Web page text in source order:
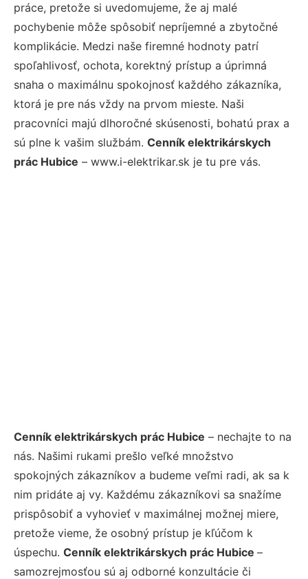
práce, pretože si uvedomujeme, že aj malé
pochybenie môže spôsobiť nepríjemné a zbytočné
komplikácie. Medzi naše firemné hodnoty patrí
spoľahlivosť, ochota, korektný prístup a úprimná
snaha o maximálnu spokojnosť každého zákazníka,
ktorá je pre nás vždy na prvom mieste. Naši
pracovníci majú dlhoročné skúsenosti, bohatú prax a
sú plne k vašim službám. Cenník elektrikárskych
prác Hubice – www.i-elektrikar.sk je tu pre vás.
Cenník elektrikárskych prác Hubice – nechajte to na
nás. Našimi rukami prešlo veľké množstvo
spokojných zákazníkov a budeme veľmi radi, ak sa k
nim pridáte aj vy. Každému zákazníkovi sa snažíme
prispôsobiť a vyhovieť v maximálnej možnej miere,
pretože vieme, že osobný prístup je kľúčom k
úspechu. Cenník elektrikárskych prác Hubice –
samozrejmosťou sú aj odborné konzultácie či